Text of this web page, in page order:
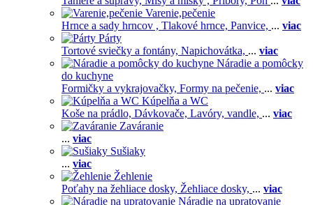
Varenie,pečenie
Hrnce a sady hrncov , Tlakové hrnce, Panvice, ... viac
Párty
Tortové sviečky a fontány, Napichovátka, ... viac
Náradie a pomôcky
do kuchyne
Formičky a vykrajovačky, Formy na pečenie, ... viac
Kúpelňa a WC
Koše na prádlo, Dávkovače, Lavóry, vandle, ... viac
Zaváranie
... viac
Sušiaky
... viac
Žehlenie
Poťahy na žehliace dosky, Žehliace dosky, ... viac
Náradie na upratovanie